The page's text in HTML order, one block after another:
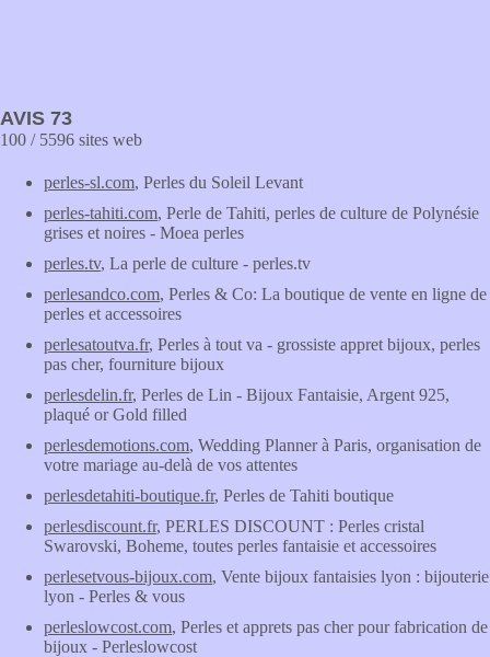
AVIS 73
100 / 5596 sites web
perles-sl.com, Perles du Soleil Levant
perles-tahiti.com, Perle de Tahiti, perles de culture de Polynésie
grises et noires - Moea perles
perles.tv, La perle de culture - perles.tv
perlesandco.com, Perles & Co: La boutique de vente en ligne de
perles et accessoires
perlesatoutva.fr, Perles à tout va - grossiste appret bijoux, perles
pas cher, fourniture bijoux
perlesdelin.fr, Perles de Lin - Bijoux Fantaisie, Argent 925,
plaqué or Gold filled
perlesdemotions.com, Wedding Planner à Paris, organisation de
votre mariage au-delà de vos attentes
perlesdetahiti-boutique.fr, Perles de Tahiti boutique
perlesdiscount.fr, PERLES DISCOUNT : Perles cristal
Swarovski, Boheme, toutes perles fantaisie et accessoires
perlesetvous-bijoux.com, Vente bijoux fantaisies lyon : bijouterie
lyon - Perles & vous
perleslowcost.com, Perles et apprets pas cher pour fabrication de
bijoux - Perleslowcost